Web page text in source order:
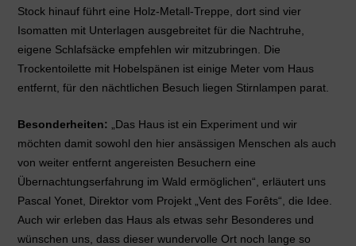
Stock hinauf führt eine Holz-Metall-Treppe, dort sind vier
Isomatten mit Unterlagen ausgebreitet für die Nachtruhe,
eigene Schlafsäcke empfehlen wir mitzubringen. Die
Trockentoilette mit Hobelspänen ist einige Meter vom Haus
entfernt, für den nächtlichen Besuch liegen Stirnlampen parat.
Besonderheiten: „Das Haus ist ein Experiment und wir
möchten damit sowohl den hier ansässigen Menschen als auch
von weiter entfernt angereisten Besuchern eine
Übernachtungserfahrung im Wald ermöglichen“, erläutert uns
Pascal Yonet, Direktor vom Projekt „Vent des Forêts“, die Idee.
Auch wir erleben das Haus als etwas sehr Besonderes und
wünschen uns, dass dieser wundervolle Ort noch lange so